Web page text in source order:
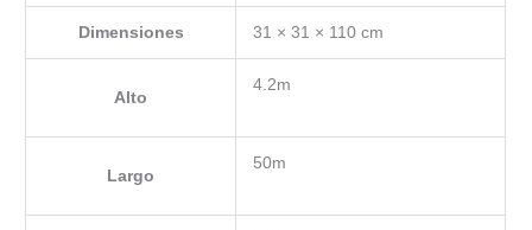
Dimensiones 31 × 31 × 110 cm
Alto
4.2m
Largo
50m